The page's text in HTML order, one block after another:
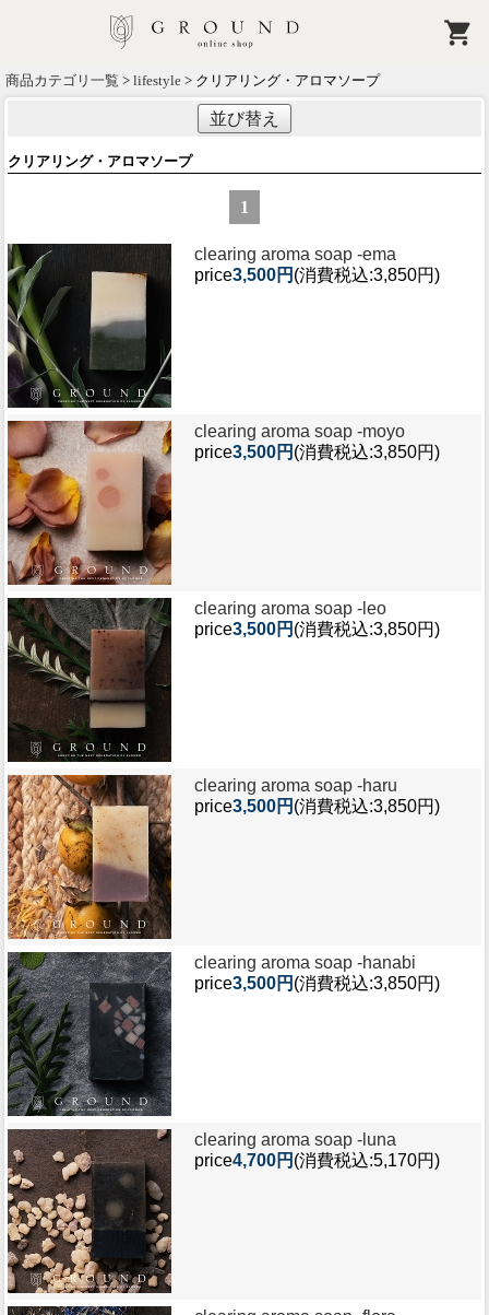
商品カテゴリ一覧 > lifestyle > クリアリング・アロマソープ
並び替え
クリアリング・アロマソープ
1
clearing aroma soap -ema
price3,500円 (消費税込:3,850円)
clearing aroma soap -moyo
price3,500円 (消費税込:3,850円)
clearing aroma soap - leo
price3,500円 (消費税込:3,850円)
clearing aroma soap -haru
price3,500円 (消費税込:3,850円)
clearing aroma soap -hanabi
price3,500円 (消費税込:3,850円)
clearing aroma soap - luna
price4,700円 (消費税込:5,170円)